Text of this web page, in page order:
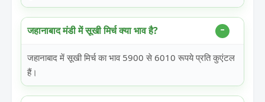
जहानाबाद मंडी में सूखी मिर्च क्या भाव है?
जहानाबाद में सूखी मिर्च का भाव 5900 से 6010 रूपये प्रति कुएंटल
हैं।